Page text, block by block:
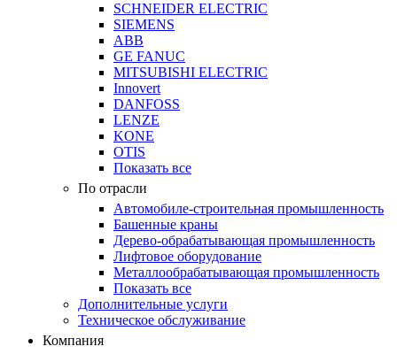
SCHNEIDER ELECTRIC
SIEMENS
ABB
GE FANUC
MITSUBISHI ELECTRIC
Innovert
DANFOSS
LENZE
KONE
OTIS
Показать все
По отрасли
Автомобиле-строительная промышленность
Башенные краны
Дерево-обрабатывающая промышленность
Лифтовое оборудование
Металлообрабатывающая промышленность
Показать все
Дополнительные услуги
Техническое обслуживание
Компания